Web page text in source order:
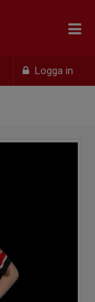
Logga in